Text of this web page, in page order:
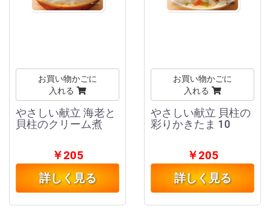
お買い物かごに
入れる
やさしい献立 海老と
貝柱のクリーム煮
￥205
詳しく見る
お買い物かごに
入れる
やさしい献立 貝柱の
彩りかきたま 10
￥205
詳しく見る